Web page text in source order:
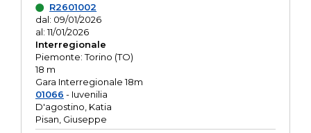
R2601002
dal: 09/01/2026
al: 11/01/2026
Interregionale
Piemonte: Torino (TO)
18 m
Gara Interregionale 18m
01066 - Iuvenilia
D'agostino, Katia
Pisan, Giuseppe